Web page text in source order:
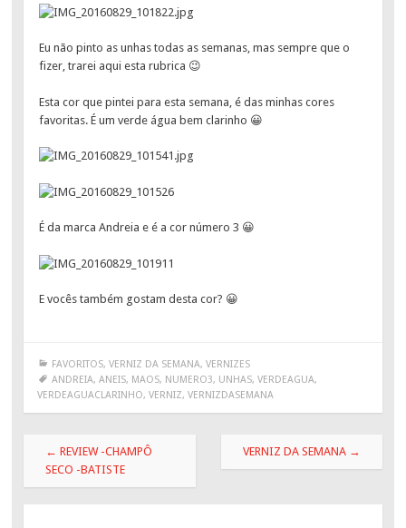
Eu não pinto as unhas todas as semanas, mas sempre que o
fizer, trarei aqui esta rubrica 😉
Esta cor que pintei para esta semana, é das minhas cores
favoritas. É um verde água bem clarinho 😀
É da marca Andreia e é a cor número 3 😀
E vocês também gostam desta cor? 😀
FAVORITOS, VERNIZ DA SEMANA, VERNIZES
ANDREIA, ANEIS, MAOS, NUMERO3, UNHAS, VERDEAGUA,
VERDEAGUACLARINHO, VERNIZ, VERNIZDASEMANA
Post
navigation
← REVIEW -CHAMPÔ
SECO -BATISTE
VERNIZ DA SEMANA →